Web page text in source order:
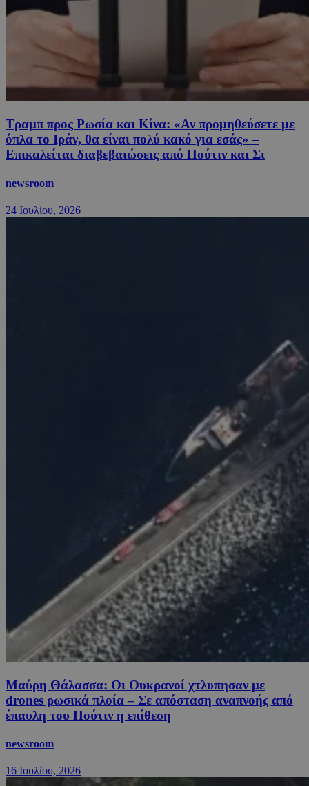
Τραμπ προς Ρωσία και Κίνα: «Αν προμηθεύσετε με
όπλα το Ιράν, θα είναι πολύ κακό για εσάς» –
Επικαλείται διαβεβαιώσεις από Πούτιν και Σι
newsroom
24 Ιουλίου, 2026
Μαύρη Θάλασσα: Οι Ουκρανοί χτλυπησαν με
drones ρωσικά πλοία – Σε απόσταση αναπνοής από
έπαυλη του Πούτιν η επίθεση
newsroom
16 Ιουλίου, 2026